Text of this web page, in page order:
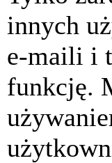
innych
e-maili i
funkcję.